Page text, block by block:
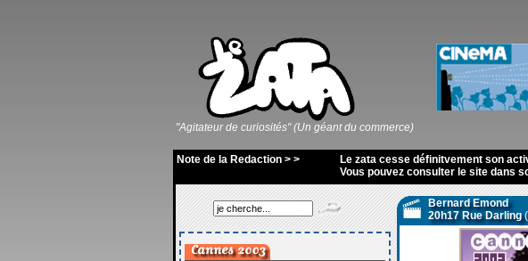
"Agitateur de curiosités" (Un géant du commerce)
Note de la Redaction > >
Le zata cesse définitvement son
Vous pouvez consulter le site dans
Bernard Emond
20h17 Rue Darling